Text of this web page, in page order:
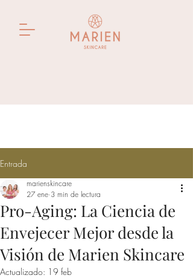
Entrada
Pro-Aging: La Ciencia de
Envejecer Mejor desde la
Visión de Marien Skincare
marienskincare
27 ene 3 min de lectura
Actualizado: 19 feb